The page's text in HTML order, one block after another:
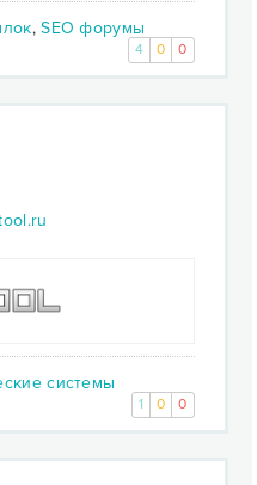
,SEO форумы
4 0 0
системы
1 0 0